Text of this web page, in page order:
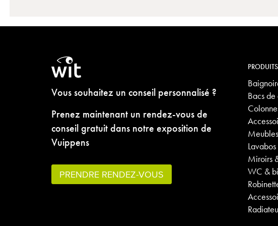
Vous souhaitez un conseil personnalisé ?
Prenez maintenant un rendez-vous de
conseil gratuit dans notre exposition de
Vuippens
PRENDRE RENDEZ-VOUS
PRODUITS
Bacs
Meubles
Lavabos
Miroirs
WC &